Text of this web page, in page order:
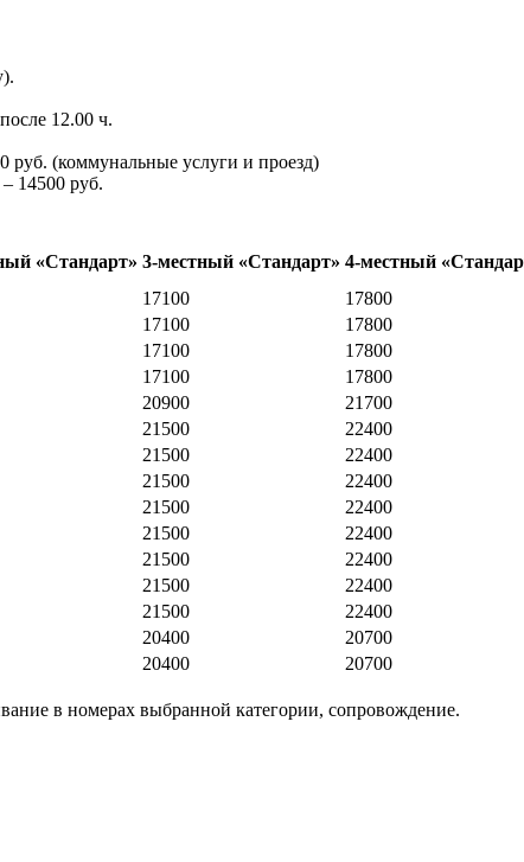
12.00 ч.
руб. (коммунальные услуги и проезд)
14500 руб.
«Стандарт» 3-местный «Стандарт» 4-местный
17100
17800
17100
17800
17100
17800
17100
17800
20900
21700
21500
22400
21500
22400
21500
22400
21500
22400
21500
22400
21500
22400
21500
22400
21500
22400
20400
20700
20400
20700
в номерах выбранной категории, сопровождение.